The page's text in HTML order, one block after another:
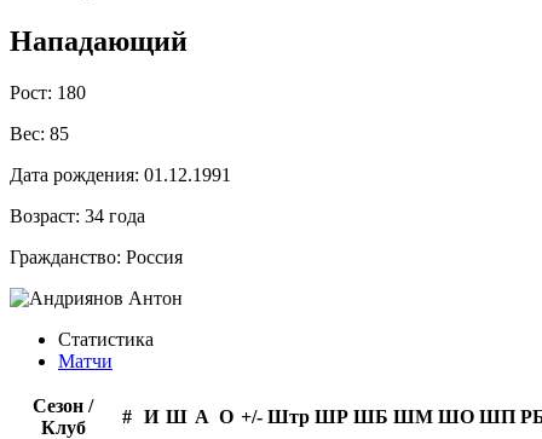
Нападающий
Рост: 180
Вес: 85
Дата рождения: 01.12.1991
Возраст: 34 года
Гражданство: Россия
Статистика
Матчи
Сезон /
Клуб
# И Ш А О +/- Штр ШР ШБ ШМ ШО ШП